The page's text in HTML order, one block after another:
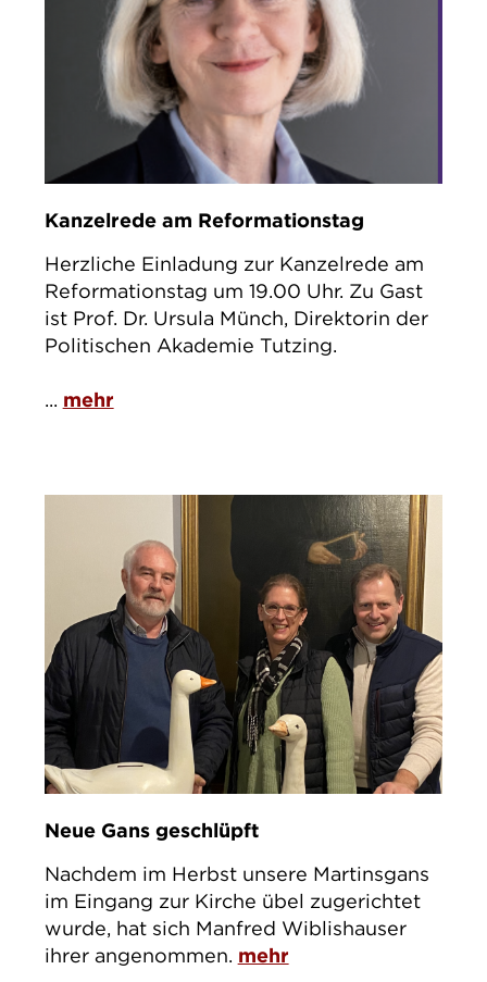
Kanzelrede am Reformationstag
Herzliche Einladung zur Kanzelrede am
Reformationstag um 19.00 Uhr. Zu Gast
ist Prof. Dr. Ursula Münch, Direktorin der
Politischen Akademie Tutzing.
... mehr
Neue Gans geschlüpft
Nachdem im Herbst unsere Martinsgans
im Eingang zur Kirche übel zugerichtet
wurde, hat sich Manfred Wiblishauser
ihrer angenommen. mehr